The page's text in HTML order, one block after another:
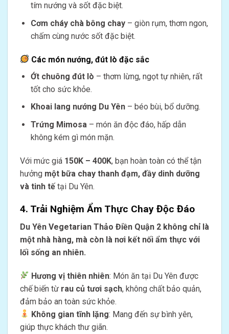
tím nướng và sốt đặc biệt.
Cơm cháy chà bông chay– giòn rụm, thơm ngon,
chấm cùng nước sốt đặc biệt.
Các món nướng, đút lò đặc sắc
Ớt chuông đút lò – thơm lừng, ngọt tự nhiên, rất
tốt cho sức khỏe.
Khoai lang nướng Du Yên– béo bùi, bổ dưỡng.
Trứng Mimosa– món ăn độc đáo, hấp dẫn
không kém gì món mặn.
Với mức giá 150K – 400K, bạn hoàn toàn có thể tận
hưởng một bữa chay thanh đạm, đầy dinh dưỡng
và tinh tếtại Du Yên.
4. Trải Nghiệm Ẩm Thực Chay Độc Đáo
Du Yên Vegetarian Thảo Điền Quận 2 không chỉ là
một nhà hàng, mà còn là nơi kết nối ẩm thực với
lối sống an nhiên.
Hương vị thiên nhiên: Món ăn tại Du Yên được
chế biến từ rau củ tươi sạch, không chất bảo quản,
đảm bảo an toàn sức khỏe.
Không gian tĩnh lặng: Mang đến sự bình yên,
giúp thực khách thư giãn.